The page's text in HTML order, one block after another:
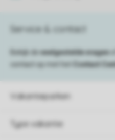
Vakantieparken
Type vakantie
Service & contact
Bekijk de veelgestelde vragen
contact op met het
Contact